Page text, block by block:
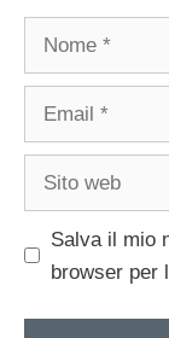
Salva il mio
browser per